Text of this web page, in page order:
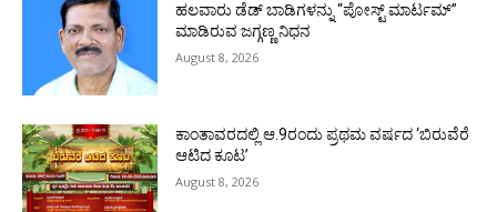
ಹಲವಾರು ಡೆಡ್ ಬಾಡಿಗಳನ್ನು “ಪೋಸ್ಟ್ ಮಾರ್ಟಮ್”
ಮಾಡಿರುವ ಜಗ್ಗಣ್ಣ ನಿಧನ
August 8, 2026
ಕಾಂತಾವರದಲ್ಲಿ ಆ.9ರಂದು ಪ್ರಥಮ ವರ್ಷದ ‘ಬಿರುವೆರೆ
ಆಟಿದ ಕೂಟ’
August 8, 2026